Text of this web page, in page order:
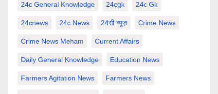
24c General Knowledge 24cgk 24c Gk
24cnews 24c News 24सी न्यूज़ Crime News
Crime News Meham Current Affairs
Daily General Knowledge Education News
Farmers Agitation News Farmers News